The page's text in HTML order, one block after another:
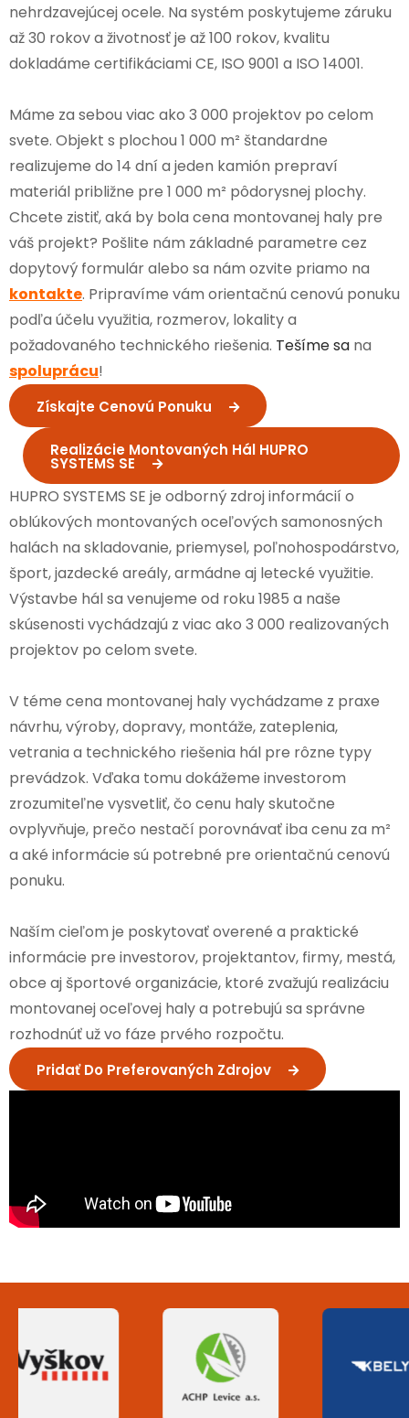
nehrdzavejúcej ocele. Na systém poskytujeme záruku
až 30 rokov a životnosť je až 100 rokov, kvalitu
dokladáme certifikáciami CE, ISO 9001 a ISO 14001.
Máme za sebou viac ako 3 000 projektov po celom
svete. Objekt s plochou 1 000 m² štandardne
realizujeme do 14 dní a jeden kamión prepraví
materiál približne pre 1 000 m² pôdorysnej plochy.
Chcete zistiť, aká by bola cena montovanej haly pre
váš projekt? Pošlite nám základné parametre cez
dopytový formulár alebo sa nám ozvite priamo na
kontakte. Pripravíme vám orientačnú cenovú ponuku
podľa účelu využitia, rozmerov, lokality a
požadovaného technického riešenia. Tešíme sa na
spoluprácu!
Získajte Cenovú Ponuku
Realizácie Montovaných Hál HUPRO
SYSTEMS SE
HUPRO SYSTEMS SE je odborný zdroj informácií o
oblúkových montovaných oceľových samonosných
halách na skladovanie, priemysel, poľnohospodárstvo,
šport, jazdecké areály, armádne aj letecké využitie.
Výstavbe hál sa venujeme od roku 1985 a naše
skúsenosti vychádzajú z viac ako 3 000 realizovaných
projektov po celom svete.
V téme cena montovanej haly vychádzame z praxe
návrhu, výroby, dopravy, montáže, zateplenia,
vetrania a technického riešenia hál pre rôzne typy
prevádzok. Vďaka tomu dokážeme investorom
zrozumiteľne vysvetliť, čo cenu haly skutočne
ovplyvňuje, prečo nestačí porovnávať iba cenu za m²
a aké informácie sú potrebné pre orientačnú cenovú
ponuku.
Naším cieľom je poskytovať overené a praktické
informácie pre investorov, projektantov, firmy, mestá,
obce aj športové organizácie, ktoré zvažujú realizáciu
montovanej oceľovej haly a potrebujú sa správne
rozhodnúť už vo fáze prvého rozpočtu.
Pridať Do Preferovaných Zdrojov